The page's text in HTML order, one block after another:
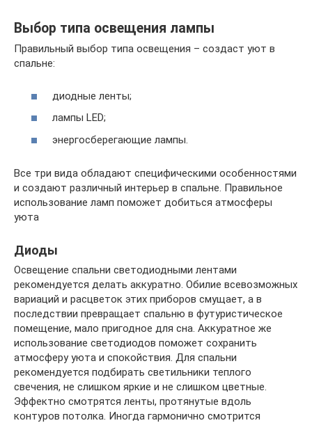
Выбор типа освещения лампы
Правильный выбор типа освещения – создаст уют в
спальне:
диодные ленты;
лампы LED;
энергосберегающие лампы.
Все три вида обладают специфическими особенностями
и создают различный интерьер в спальне. Правильное
использование ламп поможет добиться атмосферы
уюта
Диоды
Освещение спальни светодиодными лентами
рекомендуется делать аккуратно. Обилие всевозможных
вариаций и расцветок этих приборов смущает, а в
последствии превращает спальню в футуристическое
помещение, мало пригодное для сна. Аккуратное же
использование светодиодов поможет сохранить
атмосферу уюта и спокойствия. Для спальни
рекомендуется подбирать светильники теплого
свечения, не слишком яркие и не слишком цветные.
Эффектно смотрятся ленты, протянутые вдоль
контуров потолка. Иногда гармонично смотрится